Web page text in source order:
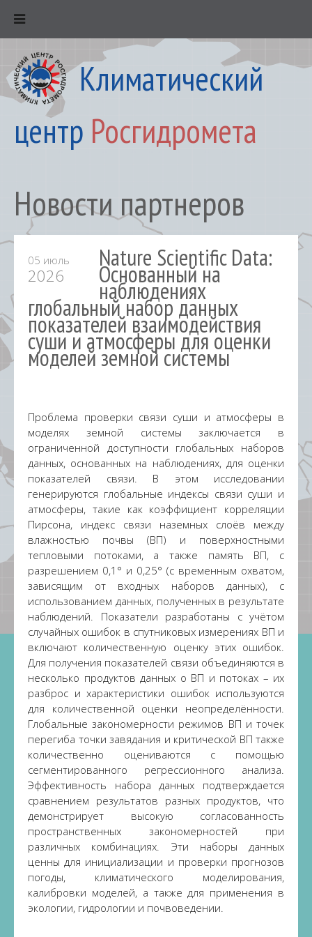
Климатический
центр Росгидромета
Новости партнеров
05 июль
2026
Nature Scientific Data:
Основанный на
наблюдениях
глобальный набор данных
показателей взаимодействия
суши и атмосферы для оценки
моделей земной системы
Проблема проверки связи суши и атмосферы в
моделях земной системы заключается в
ограниченной доступности глобальных наборов
данных, основанных на наблюдениях, для оценки
показателей связи. В этом исследовании
генерируются глобальные индексы связи суши и
атмосферы, такие как коэффициент корреляции
Пирсона, индекс связи наземных слоёв между
влажностью почвы (ВП) и поверхностными
тепловыми потоками, а также память ВП, с
разрешением 0,1° и 0,25° (с временным охватом,
зависящим от входных наборов данных), с
использованием данных, полученных в результате
наблюдений. Показатели разработаны с учётом
случайных ошибок в спутниковых измерениях ВП и
включают количественную оценку этих ошибок.
Для получения показателей связи объединяются в
несколько продуктов данных о ВП и потоках – их
разброс и характеристики ошибок используются
для количественной оценки неопределённости.
Глобальные закономерности режимов ВП и точек
перегиба точки завядания и критической ВП также
количественно оцениваются с помощью
сегментированного регрессионного анализа.
Эффективность набора данных подтверждается
сравнением результатов разных продуктов, что
демонстрирует высокую согласованность
пространственных закономерностей при
различных комбинациях. Эти наборы данных
ценны для инициализации и проверки прогнозов
погоды, климатического моделирования,
калибровки моделей, а также для применения в
экологии, гидрологии и почвоведении.